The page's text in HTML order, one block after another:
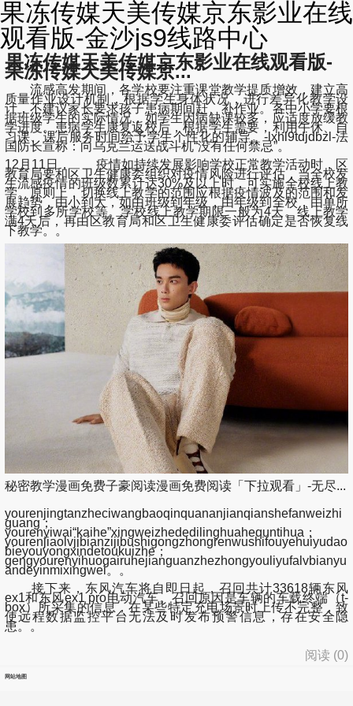
果冻传媒天美传媒京东影业在线
观看版-金沙js9线路中心
果冻传媒天美传媒京东影业在线观看版-
果冻传媒天美传媒京...
流感高发期间，各学校要注重课堂教学提质增效，建立高
质量作业设计机制，根据学生身体状况，进行差异化教学设
计，不建议家长要求孩子患病期间赶、补作业。各中小学要根
据班级学生的实际情况，如学生因病缺课较多，应适度放缓教
学进度。患病学生康复返校后，根据学生需要，利用午休、自
习课、课后服务时间给予学生个性化的辅导。-lxhl9tdjdbzl-法
国防长宣称：向乌克兰运送战斗机“没有任何禁忌”。
12月11日， 疫情如持续发展影响学校正常教学活动时，区
教育局要和区卫生健康委组织对疫情风险进行评估，当全校发
生流感疫情的班级数累计达30%及以上时，可实施全校线上教
学。原则上，切换线上教学的范围应根据疫情波及的范围和发
展趋势，由小到大，如由班级到年级，由年级到全校，由单所
学校到多所学校等。学校线上教学期限一般为4天。线上教学
满4天后，再由区教育局和区卫生健康委评估确定是否恢复线
下教学。。
秘密教学漫画免费子豪阅读漫画免费阅读「下拉观看」-无尽...
yourenjingtanzheciwangbaoqinquananjianqianshefanweizhi
guang；
yourenyiwai“kaihe”xingweizhededilinghuahequntihua；
yourenjiaolvjibianzijibushigongzhongrenwushifouyehuiyudao
bieyouyongxindetoukuizhe；
gengyourenyihuogairuhejianguanzhezhongyouliyufalvbianyu
andeyinmixingwei。。
接下来，东风汽车将自即日起，召回共计33618辆东风
ex1和东风ex1 pro电动汽车。召回原因是车辆的车载终端（t-
box）所采集的信息，在某些特定充电场景时上传不完整，致
使远程数据监控平台无法及时发布预警信息，存在安全隐
患。。
阅读 (0)
网站地图